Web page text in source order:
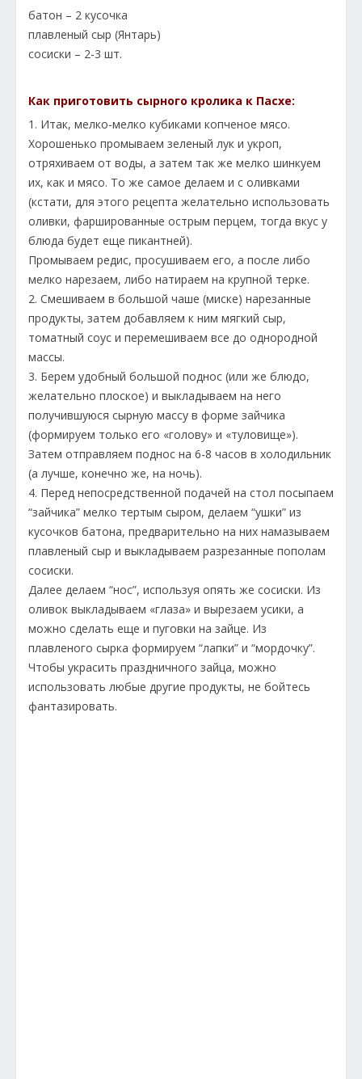
батон – 2 кусочка
плавленый сыр (Янтарь)
сосиски – 2-3 шт.
Как приготовить сырного кролика к Пасхе:
1. Итак, мелко-мелко кубиками копченое мясо.
Хорошенько промываем зеленый лук и укроп,
отряхиваем от воды, а затем так же мелко шинкуем
их, как и мясо. То же самое делаем и с оливками
(кстати, для этого рецепта желательно использовать
оливки, фаршированные острым перцем, тогда вкус у
блюда будет еще пикантней).
Промываем редис, просушиваем его, а после либо
мелко нарезаем, либо натираем на крупной терке.
2. Смешиваем в большой чаше (миске) нарезанные
продукты, затем добавляем к ним мягкий сыр,
томатный соус и перемешиваем все до однородной
массы.
3. Берем удобный большой поднос (или же блюдо,
желательно плоское) и выкладываем на него
получившуюся сырную массу в форме зайчика
(формируем только его «голову» и «туловище»).
Затем отправляем поднос на 6-8 часов в холодильник
(а лучше, конечно же, на ночь).
4. Перед непосредственной подачей на стол посыпаем
“зайчика” мелко тертым сыром, делаем “ушки” из
кусочков батона, предварительно на них намазываем
плавленый сыр и выкладываем разрезанные пополам
сосиски.
Далее делаем “нос”, используя опять же сосиски. Из
оливок выкладываем «глаза» и вырезаем усики, а
можно сделать еще и пуговки на зайце. Из
плавленого сырка формируем “лапки” и “мордочку”.
Чтобы украсить праздничного зайца, можно
использовать любые другие продукты, не бойтесь
фантазировать.